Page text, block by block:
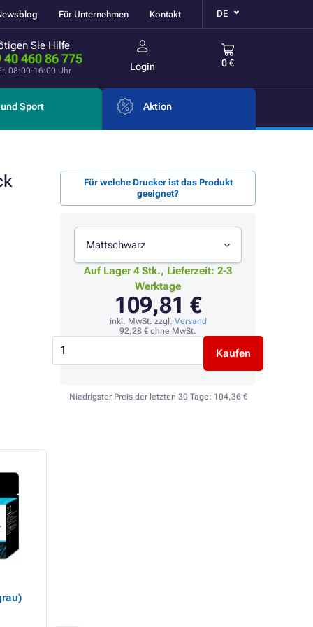
Für Unternehmen Kontakt DE
Sie Hilfe
40 460 86 775
08:00-16:00 Uhr Login 0 €
Sport Aktion
Für welche Drucker ist das Produkt
geeignet?
Mattschwarz
Auf Lager 4 Stk., Lieferzeit: 2-3
Werktage
109,81 €
inkl. MwSt. zzgl. Versand
92,28 € ohne MwSt.
Kaufen
Niedrigster Preis der letzten 30 Tage: 104,36 €